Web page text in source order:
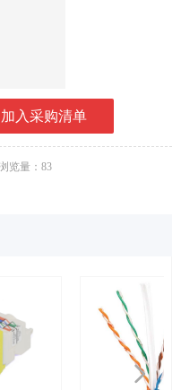
览量： 83
넲
加入采购清单